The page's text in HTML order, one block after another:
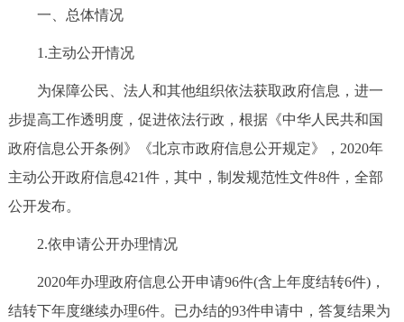
决策公开 专题公开
个人服务 法人服务 部门服务
便民服务
中介服务 阳光政务
一、总体情况
1.主动公开情况
为保障公民、法人和其他组织依法获取政府信息，进一
步提高工作透明度，促进依法行政，根据《中华人民共和国
政府信息公开条例》《北京市政府信息公开规定》，2020年
主动公开政府信息421件，其中，制发规范性文件8件，全部
公开发布。
2.依申请公开办理情况
2020年办理政府信息公开申请96件(含上年度结转6件)，
结转下年度继续办理6件。已办结的93件申请中，答复结果为